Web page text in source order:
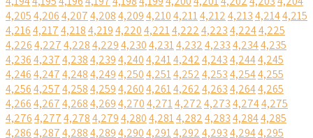
4,2054,2064,2074,2084,2094,2104,2114,2124,2134,2144,215
4,2164,2174,2184,2194,2204,2214,2224,2234,2244,225
4,2264,2274,2284,2294,2304,2314,2324,2334,2344,235
4,2364,2374,2384,2394,2404,2414,2424,2434,2444,245
4,2464,2474,2484,2494,2504,2514,2524,2534,2544,255
4,2564,2574,2584,2594,2604,2614,2624,2634,2644,265
4,2664,2674,2684,2694,2704,2714,2724,2734,2744,275
4,2764,2774,2784,2794,2804,2814,2824,2834,2844,285
4,2864,2874,2884,2894,2904,2914,2924,2934,2944,295